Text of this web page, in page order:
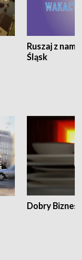
Ruszaj z
Śląsk
Dobry Biznes